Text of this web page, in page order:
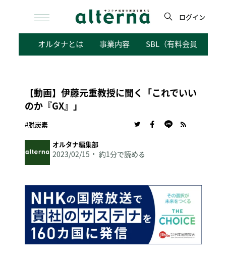
検
ログイン
オルタナとは 事業内容 SBL（有料会員向けサ
【動画】伊藤元重教授に聞く「これでいい
のか『GX』」
#脱炭素
オルタナ編集部
2023/02/15 約1分で読める